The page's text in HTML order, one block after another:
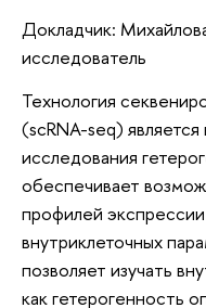
Докладчик:
исследователь
Технология
(scRNA-seq)
исследования
обеспечивает
профилей
внутриклеточных
позволяет изучать
как гетерогенность